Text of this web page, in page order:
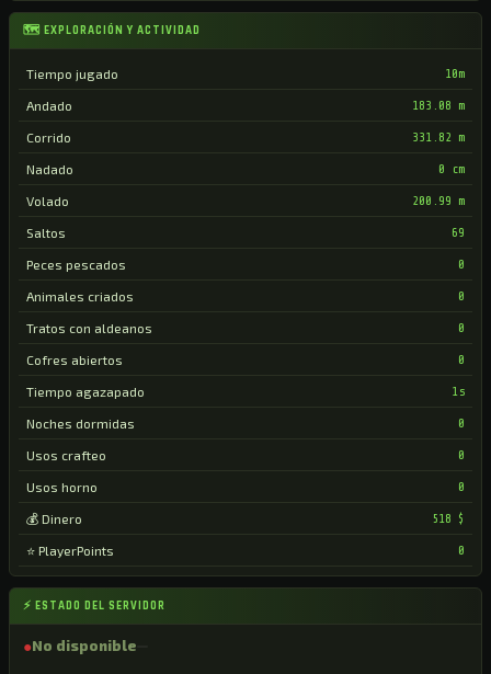
⚡ ESTADO DEL SERVIDOR
●No disponible
🗺 EXPLORACIÓN Y ACTIVIDAD
Tiempo jugado 10m
Andado 183.08 m
Corrido 331.82 m
Nadado 0 cm
Volado 200.99 m
Saltos 69
Peces pescados 0
Animales criados 0
Tratos con aldeanos 0
Cofres abiertos 0
Tiempo agazapado 1s
Noches dormidas 0
Usos crafteo 0
Usos horno 0
💰 Dinero 518 $
⭐ PlayerPoints 0